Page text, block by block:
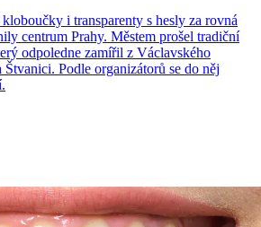
i transparenty s hesly za rovná
centrum Prahy. Městem prošel tradiční
odpoledne zamířil z Václavského
Štvanici. Podle organizátorů se do něj